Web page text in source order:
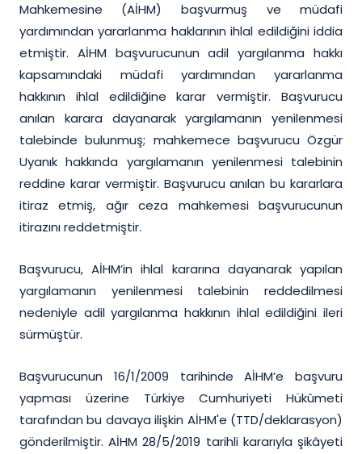
Mahkemesine (AİHM) başvurmuş ve müdafi
yardımından yararlanma haklarının ihlal edildiğini iddia
etmiştir. AİHM başvurucunun adil yargılanma hakkı
kapsamındaki müdafi yardımından yararlanma
hakkının ihlal edildiğine karar vermiştir. Başvurucu
anılan karara dayanarak yargılamanın yenilenmesi
talebinde bulunmuş; mahkemece başvurucu Özgür
Uyanık hakkında yargılamanın yenilenmesi talebinin
reddine karar vermiştir. Başvurucu anılan bu kararlara
itiraz etmiş, ağır ceza mahkemesi başvurucunun
itirazını reddetmiştir.
Başvurucu, AİHM’in ihlal kararına dayanarak yapılan
yargılamanın yenilenmesi talebinin reddedilmesi
nedeniyle adil yargılanma hakkının ihlal edildiğini ileri
sürmüştür.
Başvurucunun 16/1/2009 tarihinde AİHM’e başvuru
yapması üzerine Türkiye Cumhuriyeti Hükûmeti
tarafından bu davaya ilişkin AİHM'e (TTD/deklarasyon)
gönderilmiştir. AİHM 28/5/2019 tarihli kararıyla şikâyeti